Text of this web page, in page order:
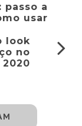
passo a
usar
look
no